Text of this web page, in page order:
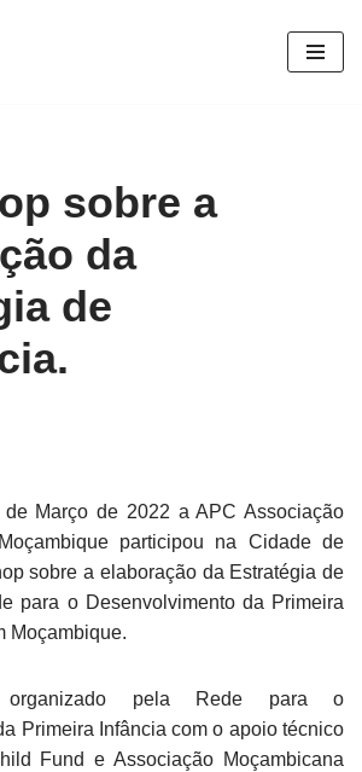
sobre a
da
de
Março de 2022 a APC Associação
participou na Cidade de
sobre a elaboração da Estratégia de
para o Desenvolvimento da Primeira
Moçambique.
pela Rede para o
Primeira Infância com o apoio técnico
Fund e Associação Moçambicana